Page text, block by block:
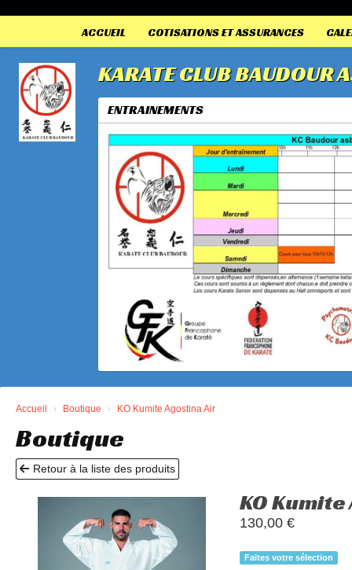
ACCUEIL COTISATIONS ET ASSURANCES
KARATE CLUB BAUDOUR
ENTRAINEMENTS
Accueil Boutique KO Kumite Agostina Air
Boutique
Retour à la liste des produits
KO
130,00 €
Faites votre sélection